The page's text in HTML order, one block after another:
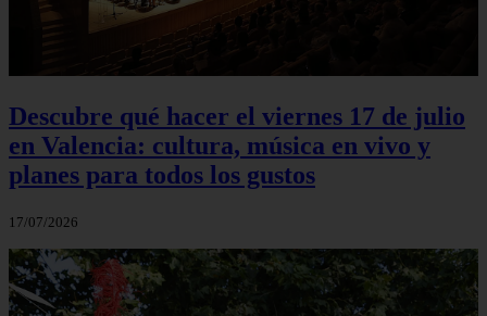
Descubre qué hacer el viernes 17 de julio
en Valencia: cultura, música en vivo y
planes para todos los gustos
17/07/2026